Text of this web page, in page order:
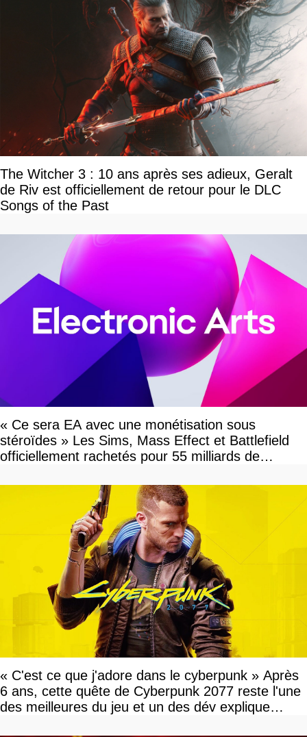
The Witcher 3 : 10 ans après ses adieux, Geralt
de Riv est officiellement de retour pour le DLC
Songs of the Past
« Ce sera EA avec une monétisation sous
stéroïdes » Les Sims, Mass Effect et Battlefield
officiellement rachetés pour 55 milliards de
« C'est ce que j'adore dans le cyberpunk » Après
6 ans, cette quête de Cyberpunk 2077 reste l'une
des meilleures du jeu et un des dév explique